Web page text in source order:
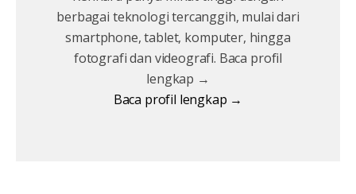
berbagai teknologi tercanggih, mulai dari
smartphone, tablet, komputer, hingga
fotografi dan videografi. Baca profil
lengkap →
Baca profil lengkap →